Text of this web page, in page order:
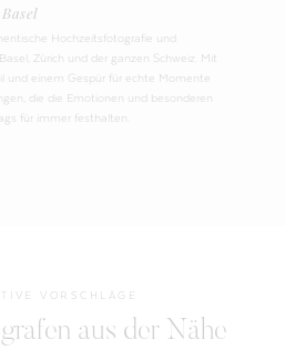
Hochzeitsfotografie und
Zürich und der ganzen Schweiz. Mit
und einem Gespür für echte Momente
die die Emotionen und besonderen
für immer festhalten.
VORSCHLÄGE
aus der Nähe